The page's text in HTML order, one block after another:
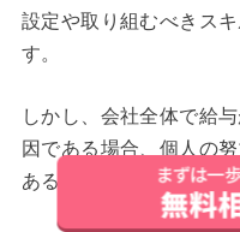
設定や取り組むべきス
す。
しかし、会社全体で給
因である場合、個人の
あるでしょう。